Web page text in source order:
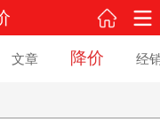
文章 降价 经